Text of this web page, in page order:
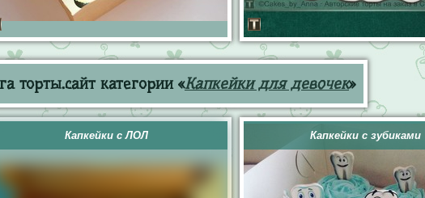
торты.сайт категории «Капкейки для девочек»
Капкейки с ЛОЛ Капкейки с зубиками